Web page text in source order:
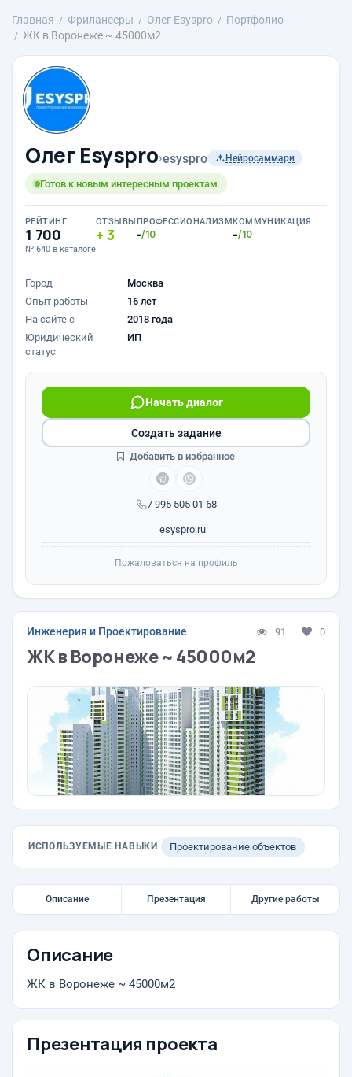
Главная Фрилансеры Олег Esyspro
Портфолио
ЖК в Воронеже ~ 45000м2
Олег Esyspro›esyspro Нейросаммари
Готов к новым интересным проектам
РЕЙТИНГ
1 700
№ 640 в каталоге
ОТЗЫВЫ
3
ПРОФЕССИОНАЛИЗМ
-/10
КОММУНИКАЦИЯ
-/10
Город
Москва
Опыт работы
16 лет
На сайте с
2018 года
Юридический
статус
ИП
7 995 505 01 68
Начать диалог
esyspro.ru
Создать задание
Добавить в избранное
Пожаловаться на профиль
Инженерия и Проектирование 91 0
ЖК в Воронеже ~ 45000м2
ИСПОЛЬЗУЕМЫЕ НАВЫКИ Проектирование объектов
Описание Презентация Другие работы
Описание
ЖК в Воронеже ~ 45000м2
Презентация проекта